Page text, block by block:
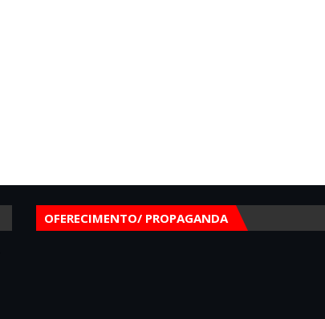
OFERECIMENTO/ PROPAGANDA